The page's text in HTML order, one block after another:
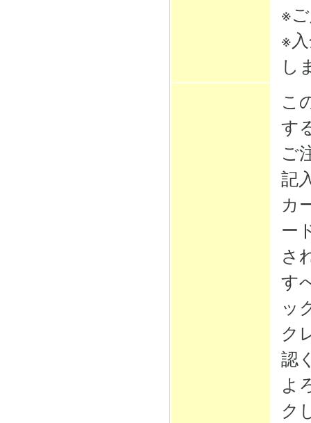
※
※
し
こ
す
ご
記
カ
ー
さ
す
ッ
ク
認
よ
ク